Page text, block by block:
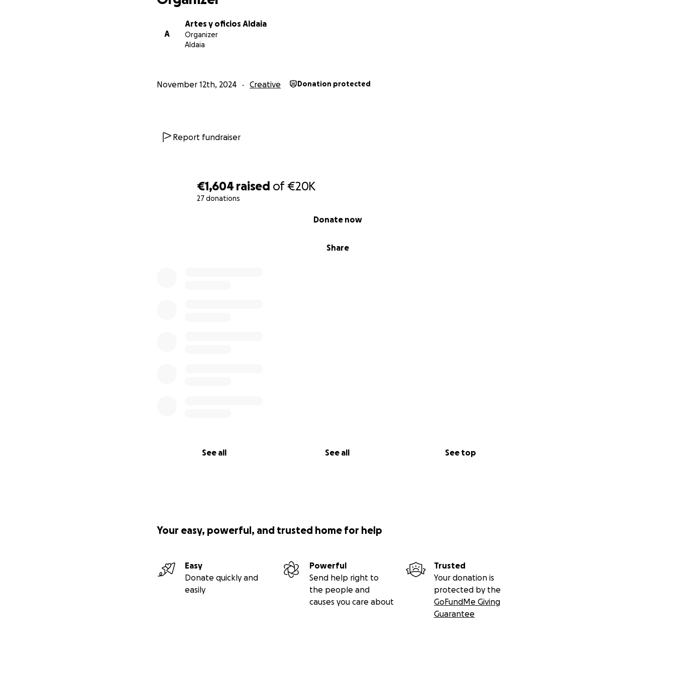
€1,604 raised of€20K
27 donations
Share
Donate now
See all See all See top
A
Artes y oficios Aldaia
Organizer
Aldaia
November 12th, 2024 Creative Donation protected
Report fundraiser
Your easy, powerful, and trusted home for help
Easy
Donate quickly and
easily
Powerful
Send help right to
the people and
causes you care about
Trusted
Your donation is
protected by the
GoFundMe Giving
Guarantee